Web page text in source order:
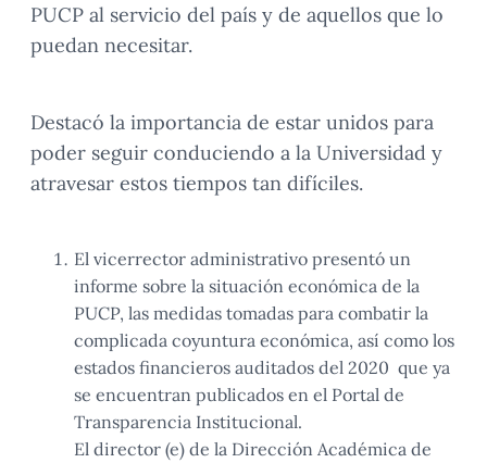
PUCP al servicio del país y de aquellos que lo
puedan necesitar.
Destacó la importancia de estar unidos para
poder seguir conduciendo a la Universidad y
atravesar estos tiempos tan difíciles.
El vicerrector administrativo presentó un
informe sobre la situación económica de la
PUCP, las medidas tomadas para combatir la
complicada coyuntura económica, así como los
estados financieros auditados del 2020 que ya
se encuentran publicados en el Portal de
Transparencia Institucional.
El director (e) de la Dirección Académica de